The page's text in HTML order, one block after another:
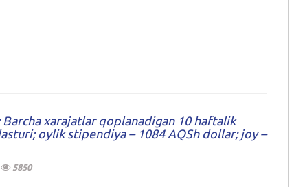
Barcha xarajatlar qoplanadigan 10 haftalik
oylik stipendiya – 1084 AQSh dollar; joy –
5850